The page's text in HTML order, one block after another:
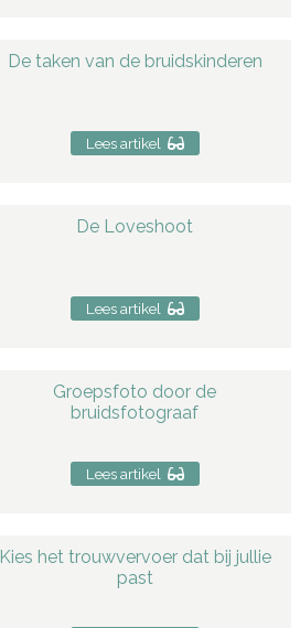
De taken van de bruidskinderen
Lees artikel
De Loveshoot
Lees artikel
Groepsfoto door de
bruidsfotograaf
Lees artikel
Kies het trouwvervoer dat bij jullie
past